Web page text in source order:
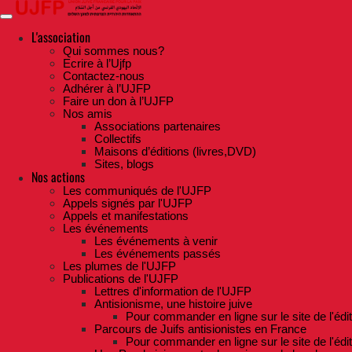
Skip
to
contentL'association
Qui sommes nous?
Ecrire à l’Ujfp
Contactez-nous
Adhérer à l’UJFP
Faire un don à l’UJFP
Nos amis
Associations partenaires
Collectifs
Maisons d’éditions (livres,DVD)
Sites, blogs
Nos actions
Les communiqués de l'UJFP
Appels signés par l'UJFP
Appels et manifestations
Les événements
Les événements à venir
Les événements passés
Les plumes de l'UJFP
Publications de l'UJFP
Lettres d'information de l'UJFP
Antisionisme, une histoire juive
Pour commander en ligne sur le site de
Parcours de Juifs antisionistes en France
Pour commander en ligne sur le site de